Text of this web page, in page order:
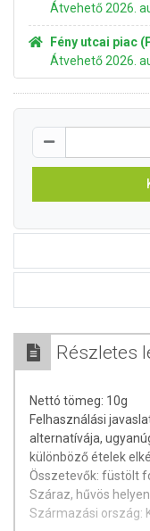
Átvehető 2026.
Fény utcai piac
Átvehető 2026.
Részletes
Nettó tömeg: 10g
Felhasználási
alternatívája,
különböző ételek
Összetevők: füstölt
Száraz, hűvös
Származási ország: